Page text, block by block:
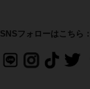
SNSフォローはこちら：